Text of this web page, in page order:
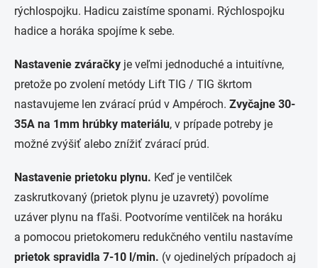
rýchlospojku. Hadicu zaistíme sponami. Rýchlospojku
hadice a horáka spojíme k sebe.
Nastavenie zváračky je veľmi jednoduché a intuitívne,
pretože po zvolení metódy Lift TIG / TIG škrtom
nastavujeme len zvárací prúd v Ampéroch. Zvyčajne 30-
35A na 1mm hrúbky materiálu, v prípade potreby je
možné zvýšiť alebo znížiť zvárací prúd.
Nastavenie prietoku plynu. Keď je ventilček
zaskrutkovaný (prietok plynu je uzavretý) povolíme
uzáver plynu na fľaši. Pootvoríme ventilček na horáku
a pomocou prietokomeru redukčného ventilu nastavíme
prietok spravidla 7-10 l/min. (v ojedinelých prípadoch aj